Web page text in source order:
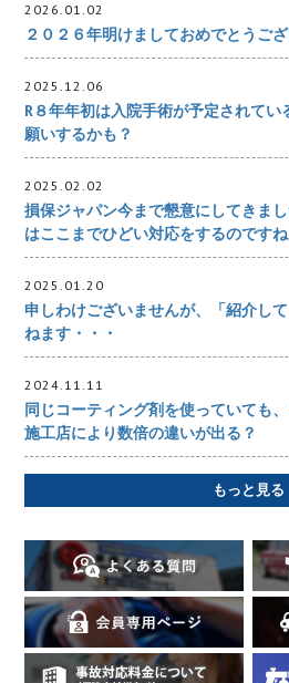
2026.01.02
２０２６年明けましておめでとうござ
2025.12.06
R８年年初は入院手術が予定されて
願いするかも？
2025.02.02
損保ジャパン今まで懇意にしてきま
はここまでひどい対応をするのですね
2025.01.20
申しわけございませんが、「紹介し
ねます・・・
2024.11.11
同じコーティング剤を使っていても
施工店により数倍の違いが出る？
もっと見る